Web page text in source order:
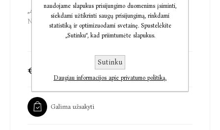
„Aukščiausios prabos literatūra.“
New York Times Book Review
rodos, puslapiai patys veja vienas kitą.“
Ši knyga yra nuostabiai sąmojinga, intelektuali ir
jaudinanti.“
Independent on Sunday
€3,37
Galima užsakyti
naudojame slapukus prisijungimo duomenims įsiminti,
siekdami užtikrinti saugų prisijungimą, rinkdami
statistiką ir optimizuodami svetainę. Spustelėkite
„Sutinku“, kad priimtumėte slapukus.
Sutinku
Daugiau informacijos apie privatumo politiką.